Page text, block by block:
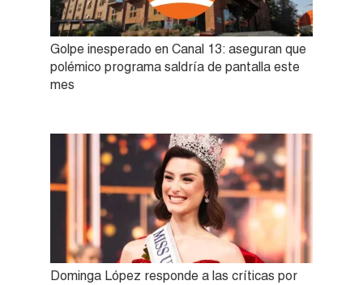
Golpe inesperado en Canal 13: aseguran que
polémico programa saldría de pantalla este
mes
Dominga López responde a las críticas por